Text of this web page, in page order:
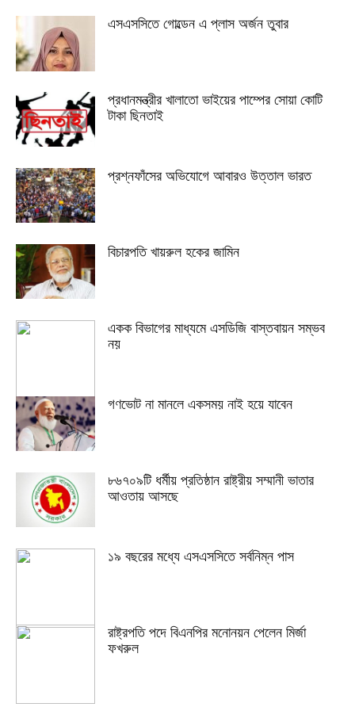
এসএসসিতে গোল্ডেন এ প্লাস অর্জন তুবার
প্রধানমন্ত্রীর খালাতো ভাইয়ের পাম্পের সোয়া কোটি
টাকা ছিনতাই
প্রশ্নফাঁসের অভিযোগে আবারও উত্তাল ভারত
বিচারপতি খায়রুল হকের জামিন
একক বিভাগের মাধ্যমে এসডিজি বাস্তবায়ন সম্ভব
নয়
গণভোট না মানলে একসময় নাই হয়ে যাবেন
৮৬৭০৯টি ধর্মীয় প্রতিষ্ঠান রাষ্ট্রীয় সম্মানী ভাতার
আওতায় আসছে
১৯ বছরের মধ্যে এসএসসিতে সর্বনিম্ন পাস
রাষ্ট্রপতি পদে বিএনপির মনোনয়ন পেলেন মির্জা
ফখরুল